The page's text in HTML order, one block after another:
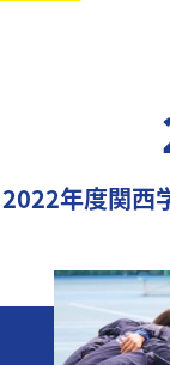
2022年度関西